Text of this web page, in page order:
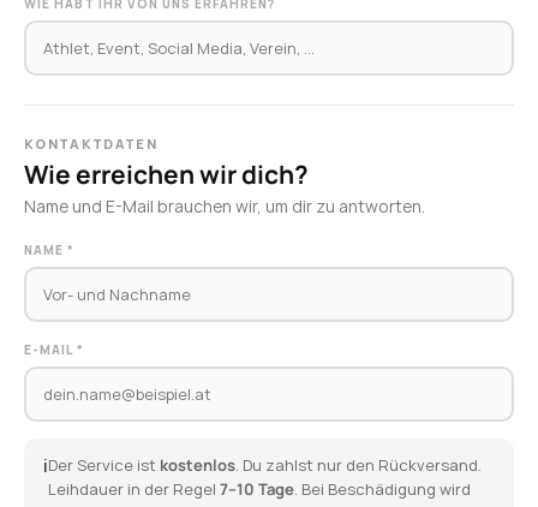
WIE HABT IHR VON UNS ERFAHREN?
KONTAKTDATEN
Wie erreichen wir dich?
Name und E-Mail brauchen wir, um dir zu antworten.
NAME *
E-MAIL *
ℹ️Der Service ist kostenlos. Du zahlst nur den Rückversand.
Leihdauer in der Regel 7–10 Tage. Bei Beschädigung wird